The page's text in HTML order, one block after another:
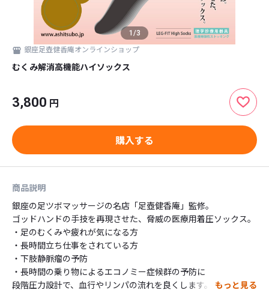
1 /3
銀座足壺健香庵オンラインショップ
むくみ解消高機能ハイソックス
3,800 円
購入する
商品説明
銀座の足ツボマッサージの名店「足壺健香庵」監修。
ゴッドハンドの手技を再現させた、脅威の医療用着圧ソックス。
・足のむくみや疲れが気になる方
・長時間立ち仕事をされている方
・下肢静脈瘤の予防
・長時間の乗り物によるエコノミー症候群の予防に
段階圧力設計で、血行やリンパの流れを良くします。
もっと見る